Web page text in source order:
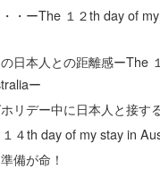
・ーThe １２th day of
日本人との距離感ーThe
ー
リデー中に日本人と接す
４th day of my stay in
備が命！